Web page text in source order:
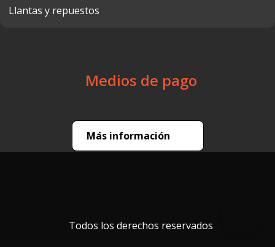
Llantas y repuestos
Medios de pago
Más información
Todos los derechos reservados